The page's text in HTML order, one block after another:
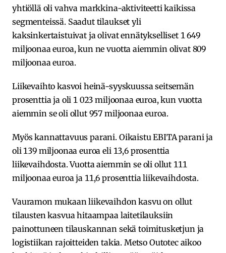
yhtiöllä oli vahva markkina-aktiviteetti kaikissa
segmenteissä. Saadut tilaukset yli
kaksinkertaistuivat ja olivat ennätykselliset 1 649
miljoonaa euroa, kun ne vuotta aiemmin olivat 809
miljoonaa euroa.
Liikevaihto kasvoi heinä-syyskuussa seitsemän
prosenttia ja oli 1 023 miljoonaa euroa, kun vuotta
aiemmin se oli ollut 957 miljoonaa euroa.
Myös kannattavuus parani. Oikaistu EBITA parani ja
oli 139 miljoonaa euroa eli 13,6 prosenttia
liikevaihdosta. Vuotta aiemmin se oli ollut 111
miljoonaa euroa ja 11,6 prosenttia liikevaihdosta.
Vauramon mukaan liikevaihdon kasvu on ollut
tilausten kasvua hitaampaa laitetilauksiin
painottuneen tilauskannan sekä toimitusketjun ja
logistiikan rajoitteiden takia. Metso Outotec aikoo